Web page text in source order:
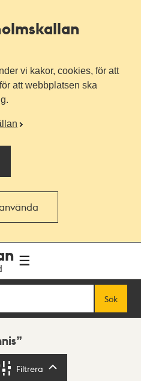
vi kakor, cookies, för att
att webbplatsen ska
Sök
Filtrera